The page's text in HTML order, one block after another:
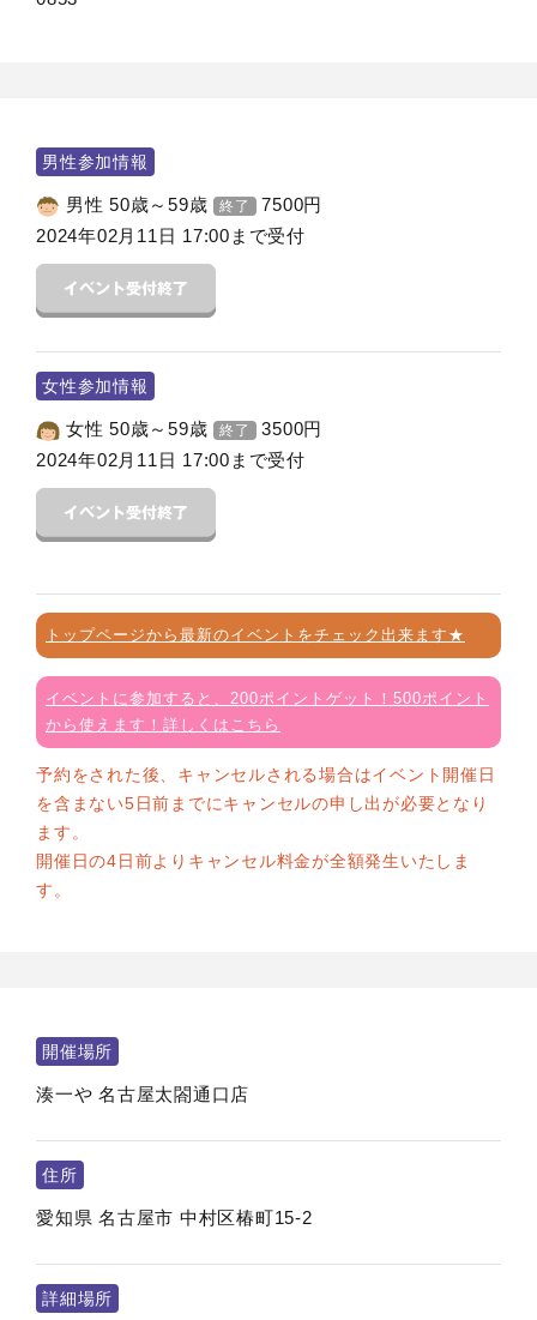
男性参加情報
男性 50歳～59歳 終了 7500円
2024年02月11日 17:00まで受付
女性参加情報
女性 50歳～59歳 終了 3500円
2024年02月11日 17:00まで受付
トップページから最新のイベントをチェック出来ます★
イベントに参加すると、200ポイントゲット！500ポイント
から使えます！詳しくはこちら
予約をされた後、キャンセルされる場合はイベント開催日
を含まない5日前までにキャンセルの申し出が必要となり
ます。
開催日の4日前よりキャンセル料金が全額発生いたしま
す。
開催場所
湊一や 名古屋太閤通口店
住所
愛知県 名古屋市 中村区椿町15-2
詳細場所